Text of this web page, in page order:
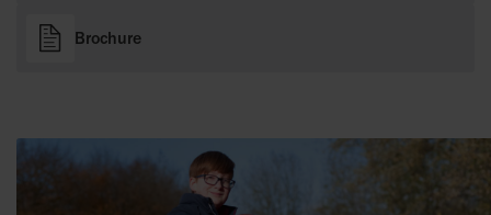
Brochure